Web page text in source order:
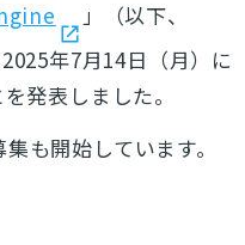
」（以下、
年7月14日（月）に
発表しました。
も開始しています。